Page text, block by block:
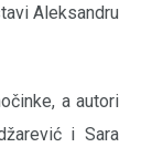
Aleksandru
a autori
i Sara